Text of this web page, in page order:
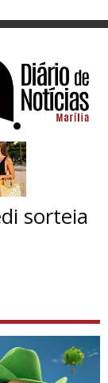
sorteia